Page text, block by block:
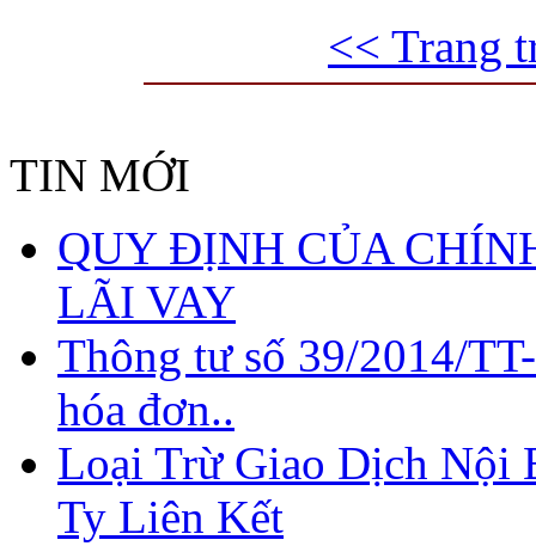
<< Trang
TIN MỚI
QUY ĐỊNH CỦA
LÃI VAY
Thông tư số 39/2014/
hóa đơn..
Loại Trừ Giao Dịch Nội
Ty Liên Kết
QUY ĐỊNH CỦA
CHÍNH SÁCH THUẾ
VỀ CHI PHÍ LÃI VAY